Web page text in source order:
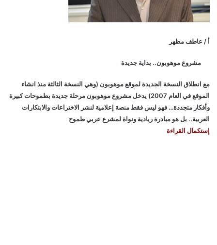
أ / عاطف مظهر
مشروع موهوبون.. بداية جديدة
مع انطلاق النسخة الجديدة لموقع موهوبون (وهي النسخة الثالثة منذ انشاء
الموقع في العام 2007) يدخل مشروع موهوبون مرحلة جديدة بطموحات كبيرة
وأفكار متجددة… فهو ليس فقط منصة إعلامية لنشر الاختراعات والابتكارات
العربية.. بل هو مبادرة ريادية ونواة لمشرع عربي طموح
إستكمال القراءة